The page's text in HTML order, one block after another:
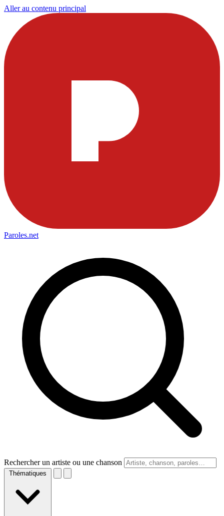
Aller au contenu principal
Paroles.net
Rechercher un artiste ou une chanson
Thématiques